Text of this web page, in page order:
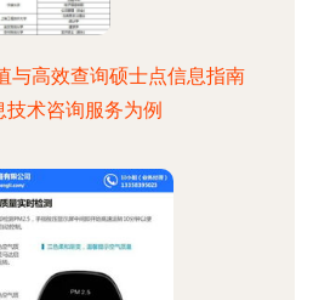
与高效查询硕士点信息指南
术咨询服务为例